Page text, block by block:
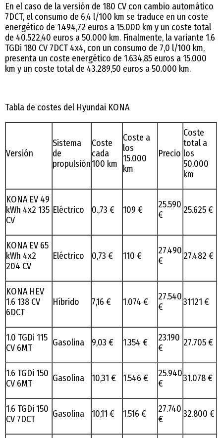
En el caso de la versión de 180 CV con cambio automático
7DCT, el consumo de 6,4 l/100 km se traduce en un coste
energético de 1.494,72 euros a 15.000 km y un coste total
de 40.522,40 euros a 50.000 km. Finalmente, la variante 1.6
TGDi 180 CV 7DCT 4x4, con un consumo de 7,0 l/100 km,
presenta un coste energético de 1.634,85 euros a 15.000
km y un coste total de 43.289,50 euros a 50.000 km.
Tabla de costes del Hyundai KONA
Versión
Sistema
de
propulsión
Coste
cada
100 km
Coste a
los
15.000
km
Precio
Coste
total a
los
50.000
km
KONA EV 49
kWh 4x2 135
CV
Eléctrico 0.,73 € 109 €
25.590
€
25.625 €
KONA EV 65
kWh 4x2
204 CV
Eléctrico 0,73 € 110 €
27.490
€
27.482 €
KONA HEV
1.6 138 CV
6DCT
Híbrido 7,16 € 1.074 €
27.540
€
31121 €
1.0 TGDi 115
CV 6MT
Gasolina 9,03 € 1.354 €
23.190
€
27.705 €
1.6 TGDi 150
CV 6MT
Gasolina 10,31 € 1.546 €
25.940
€
31.078 €
1.6 TGDi 150
CV 7DCT
Gasolina 10,11 € 1.516 €
27.740
€
32.800 €